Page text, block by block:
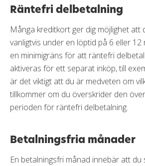
Räntefri delbetalning
Många kreditkort ger dig möjlighet att
vanligtvis under en löptid på 6 eller
en minimigräns för att räntefri
aktiveras för ett separat inköp, till
är det viktigt att du är medveten om
tillkommer om du överskrider den
perioden för räntefri delbetalning.
Betalningsfria månader
En betalningsfri månad innebär att du